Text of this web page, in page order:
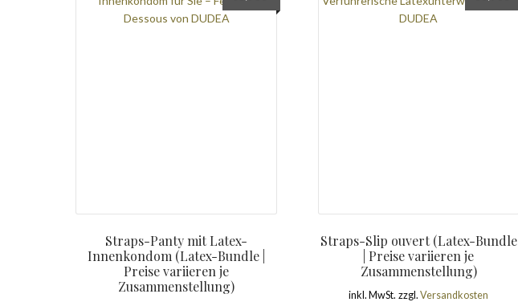
Straps-Panty mit Latex-
Innenkondom (Latex-Bundle |
Preise variieren je
Zusammenstellung)
Straps-Slip ouvert (Latex-Bundle
| Preise variieren je
Zusammenstellung)
inkl. MwSt. zzgl.Versandkosten